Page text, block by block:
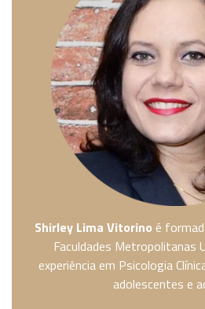
Shirley Lima Vitorino é
Faculdades Metropolitanas
experiência em Psicologia
adolescentes e